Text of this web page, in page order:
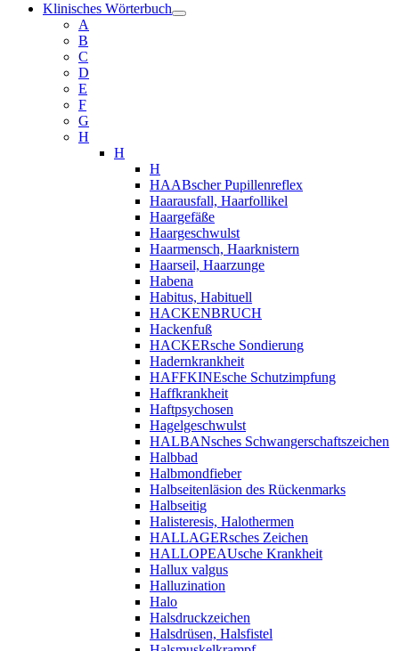
Klinisches Wörterbuch
A
B
C
D
E
F
G
H
H
H
HAABscher Pupillenreflex
Haarausfall, Haarfollikel
Haargefäße
Haargeschwulst
Haarmensch, Haarknistern
Haarseil, Haarzunge
Habena
Habitus, Habituell
HACKENBRUCH
Hackenfuß
HACKERsche Sondierung
Hadernkrankheit
HAFFKINEsche Schutzimpfung
Haffkrankheit
Haftpsychosen
Hagelgeschwulst
HALBANsches Schwangerschaftszeichen
Halbbad
Halbmondfieber
Halbseitenläsion des Rückenmarks
Halbseitig
Halisteresis, Halothermen
HALLAGERsches Zeichen
HALLOPEAUsche Krankheit
Hallux valgus
Halluzination
Halo
Halsdruckzeichen
Halsdrüsen, Halsfistel